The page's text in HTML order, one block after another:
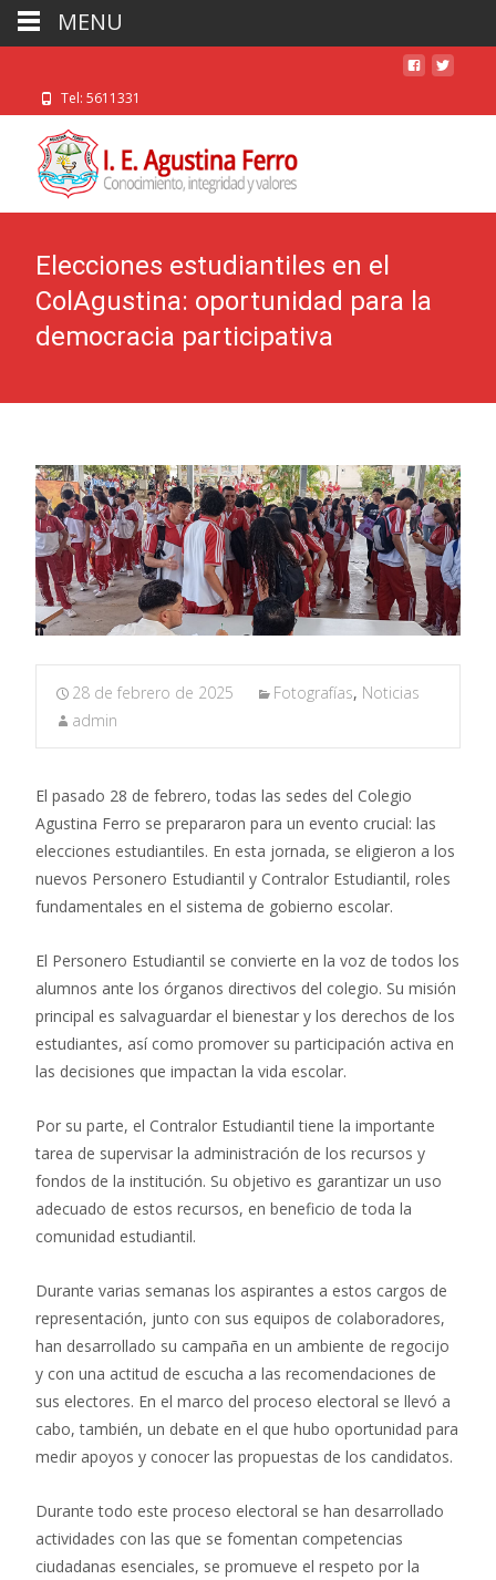
Tel: 5611331
Elecciones estudiantiles en el
ColAgustina: oportunidad para la
democracia participativa
28 de febrero de 2025 Fotografías, Noticias
admin
El pasado 28 de febrero, todas las sedes del Colegio
Agustina Ferro se prepararon para un evento crucial: las
elecciones estudiantiles. En esta jornada, se eligieron a los
nuevos Personero Estudiantil y Contralor Estudiantil, roles
fundamentales en el sistema de gobierno escolar.
El Personero Estudiantil se convierte en la voz de todos los
alumnos ante los órganos directivos del colegio. Su misión
principal es salvaguardar el bienestar y los derechos de los
estudiantes, así como promover su participación activa en
las decisiones que impactan la vida escolar.
Por su parte, el Contralor Estudiantil tiene la importante
tarea de supervisar la administración de los recursos y
fondos de la institución. Su objetivo es garantizar un uso
adecuado de estos recursos, en beneficio de toda la
comunidad estudiantil.
Durante varias semanas los aspirantes a estos cargos de
representación, junto con sus equipos de colaboradores,
han desarrollado su campaña en un ambiente de regocijo
y con una actitud de escucha a las recomendaciones de
sus electores. En el marco del proceso electoral se llevó a
cabo, también, un debate en el que hubo oportunidad para
medir apoyos y conocer las propuestas de los candidatos.
Durante todo este proceso electoral se han desarrollado
actividades con las que se fomentan competencias
ciudadanas esenciales, se promueve el respeto por la
MENU